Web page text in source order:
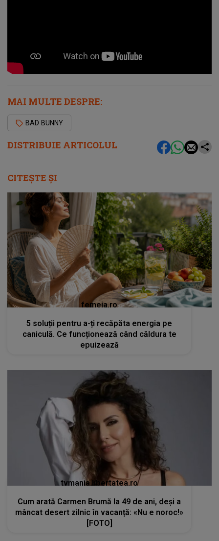
DISTRIBUIE ARTICOLUL
MAI MULTE DESPRE:
BAD BUNNY
CITEȘTE ȘI
femeia.ro
5 soluții pentru a-ți recăpăta energia pe
caniculă. Ce funcționează când căldura te
epuizează
tvmania.libertatea.ro
Cum arată Carmen Brumă la 49 de ani, deși a
mâncat desert zilnic în vacanță: «Nu e noroc!»
[FOTO]